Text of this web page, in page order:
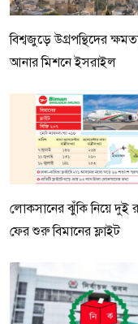
বিশ্বজুড়ে উগ্রপন্থিদের
আনার মিশনে ইসরাইল
লোকসানের ঝুঁকি নিয়ে দুই
ফের শুরু বিমানের ফ্লাইট